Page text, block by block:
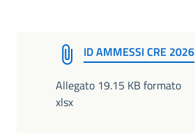
ID AMMESSI CRE 2026
Allegato 19.15 KB formato
xlsx